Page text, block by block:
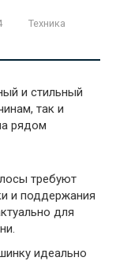
Техника
и стильный
так и
рядом
требуют
и поддержания
для
идеально